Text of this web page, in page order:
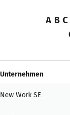
A B C
Unternehmen
New Work SE